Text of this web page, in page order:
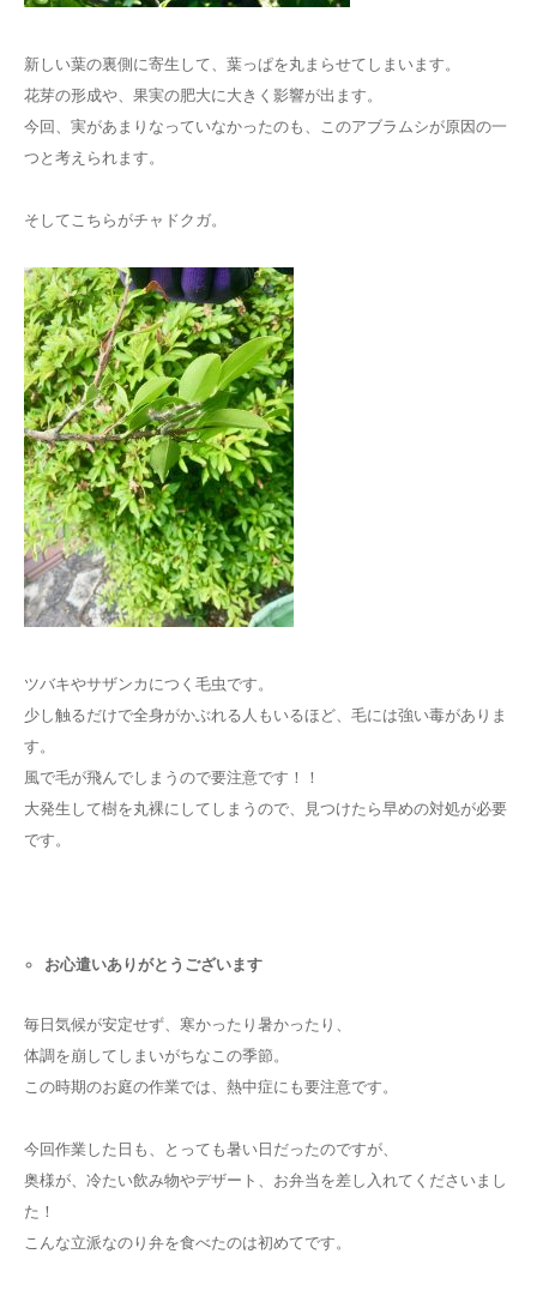
新しい葉の裏側に寄生して、葉っぱを丸まらせてしまいます。
花芽の形成や、果実の肥大に大きく影響が出ます。
今回、実があまりなっていなかったのも、このアブラムシが原因の一
つと考えられます。
そしてこちらがチャドクガ。
ツバキやサザンカにつく毛虫です。
少し触るだけで全身がかぶれる人もいるほど、毛には強い毒がありま
す。
風で毛が飛んでしまうので要注意です！！
大発生して樹を丸裸にしてしまうので、見つけたら早めの対処が必要
です。
お心遣いありがとうございます
毎日気候が安定せず、寒かったり暑かったり、
体調を崩してしまいがちなこの季節。
この時期のお庭の作業では、熱中症にも要注意です。
今回作業した日も、とっても暑い日だったのですが、
奥様が、冷たい飲み物やデザート、お弁当を差し入れてくださいまし
た！
こんな立派なのり弁を食べたのは初めてです。